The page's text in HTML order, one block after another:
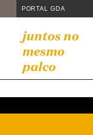
PORTAL GDA
juntos no
mesmo
palco